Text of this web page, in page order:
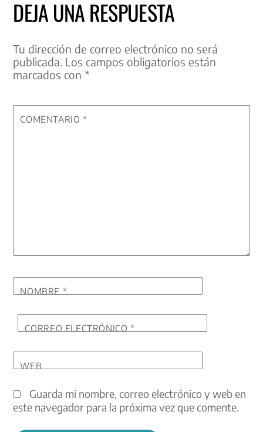
DEJA UNA RESPUESTA
Tu dirección de correo electrónico no será
publicada. Los campos obligatorios están
marcados con*
COMENTARIO*
NOMBRE *
CORREO ELECTRÓNICO*
WEB
Guarda mi nombre, correo electrónico y web en
este navegador para la próxima vez que comente.